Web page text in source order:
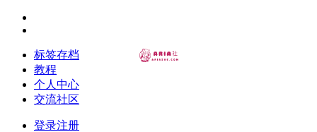
标签存档
教程
个人中心
交流社区
登录注册